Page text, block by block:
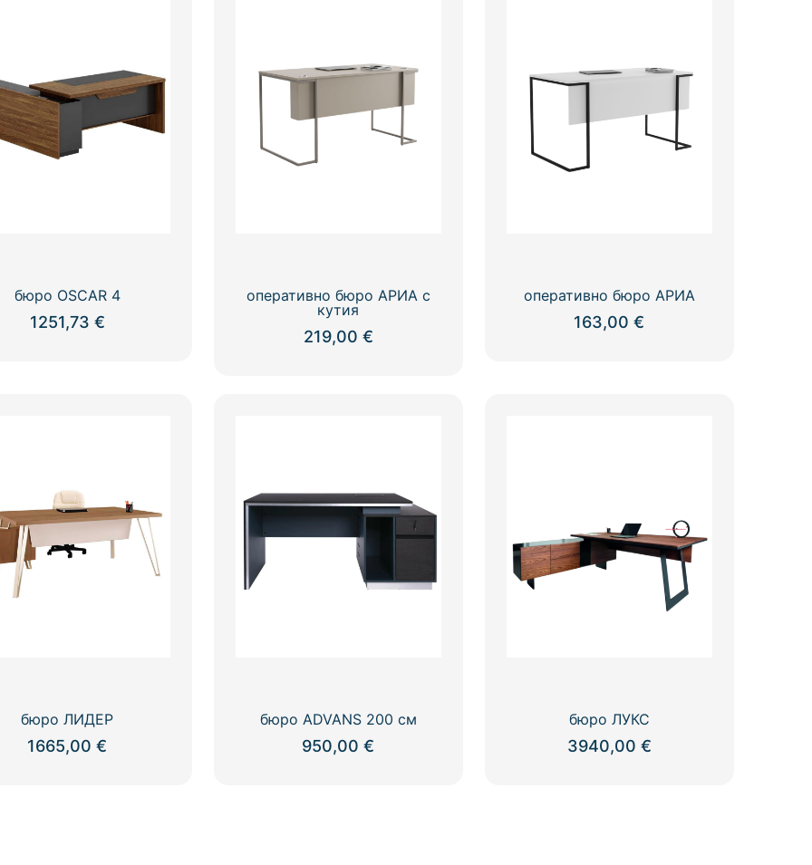
бюро OSCAR 4
1251,73 €
оперативно бюро АРИА с
кутия
219,00 €
оперативно бюро АРИА
163,00€
бюро ЛИДЕР
1665,00€
бюро ADVANS 200 см
950,00€
бюро ЛУКС
3940,00 €